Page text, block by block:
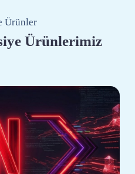
Ürünler
Ürünlerimiz